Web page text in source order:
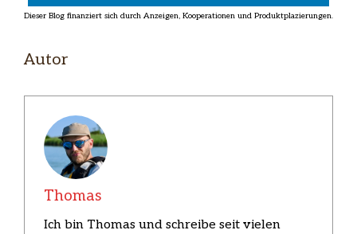
Autor
Thomas
Ich bin Thomas und schreibe seit vielen